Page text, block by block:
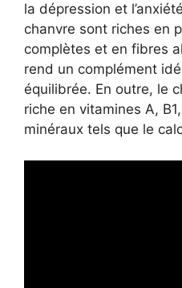
la dépression et
chanvre sont riches en
complètes et en fibres
rend un complément
équilibrée. En outre, le
riche en vitamines A,
minéraux tels que le